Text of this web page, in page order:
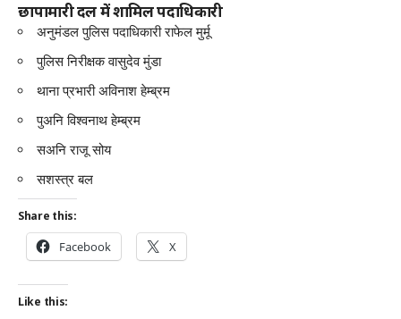
छापामारी दल में शामिल पदाधिकारी
अनुमंडल पुलिस पदाधिकारी राफेल मुर्मू
पुलिस निरीक्षक वासुदेव मुंडा
थाना प्रभारी अविनाश हेम्ब्रम
पुअनि विश्वनाथ हेम्ब्रम
सअनि राजू सोय
सशस्त्र बल
Share this:
Facebook X
Like this: